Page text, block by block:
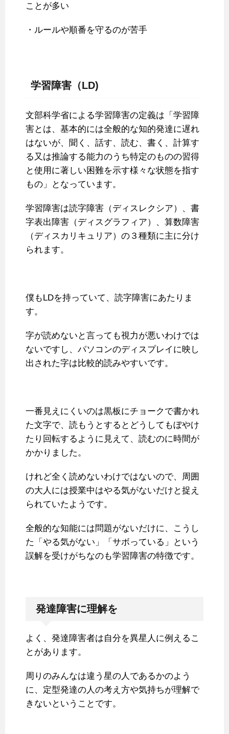
ことが多い
・ルールや順番を守るのが苦手
学習障害（LD)
文部科学省による学習障害の定義は「学習障
害とは、基本的には全般的な知的発達に遅れ
はないが、聞く、話す、読む、書く、計算す
る又は推論する能力のうち特定のものの習得
と使用に著しい困難を示す様々な状態を指す
もの」となっています。
学習障害は読字障害（ディスレクシア）、書
字表出障害（ディスグラフィア）、算数障害
（ディスカリキュリア）の３種類に主に分け
られます。
僕もLDを持っていて、読字障害にあたりま
す。
字が読めないと言っても視力が悪いわけでは
ないですし、パソコンのディスプレイに映し
出された字は比較的読みやすいです。
一番見えにくいのは黒板にチョークで書かれ
た文字で、読もうとするとどうしてもぼやけ
たり回転するように見えて、読むのに時間が
かかりました。
けれど全く読めないわけではないので、周囲
の大人には授業中はやる気がないだけと捉え
られていたようです。
全般的な知能には問題がないだけに、こうし
た「やる気がない」「サボっている」という
誤解を受けがちなのも学習障害の特徴です。
発達障害に理解を
よく、発達障害者は自分を異星人に例えるこ
とがあります。
周りのみんなは違う星の人であるかのよう
に、定型発達の人の考え方や気持ちが理解で
きないということです。